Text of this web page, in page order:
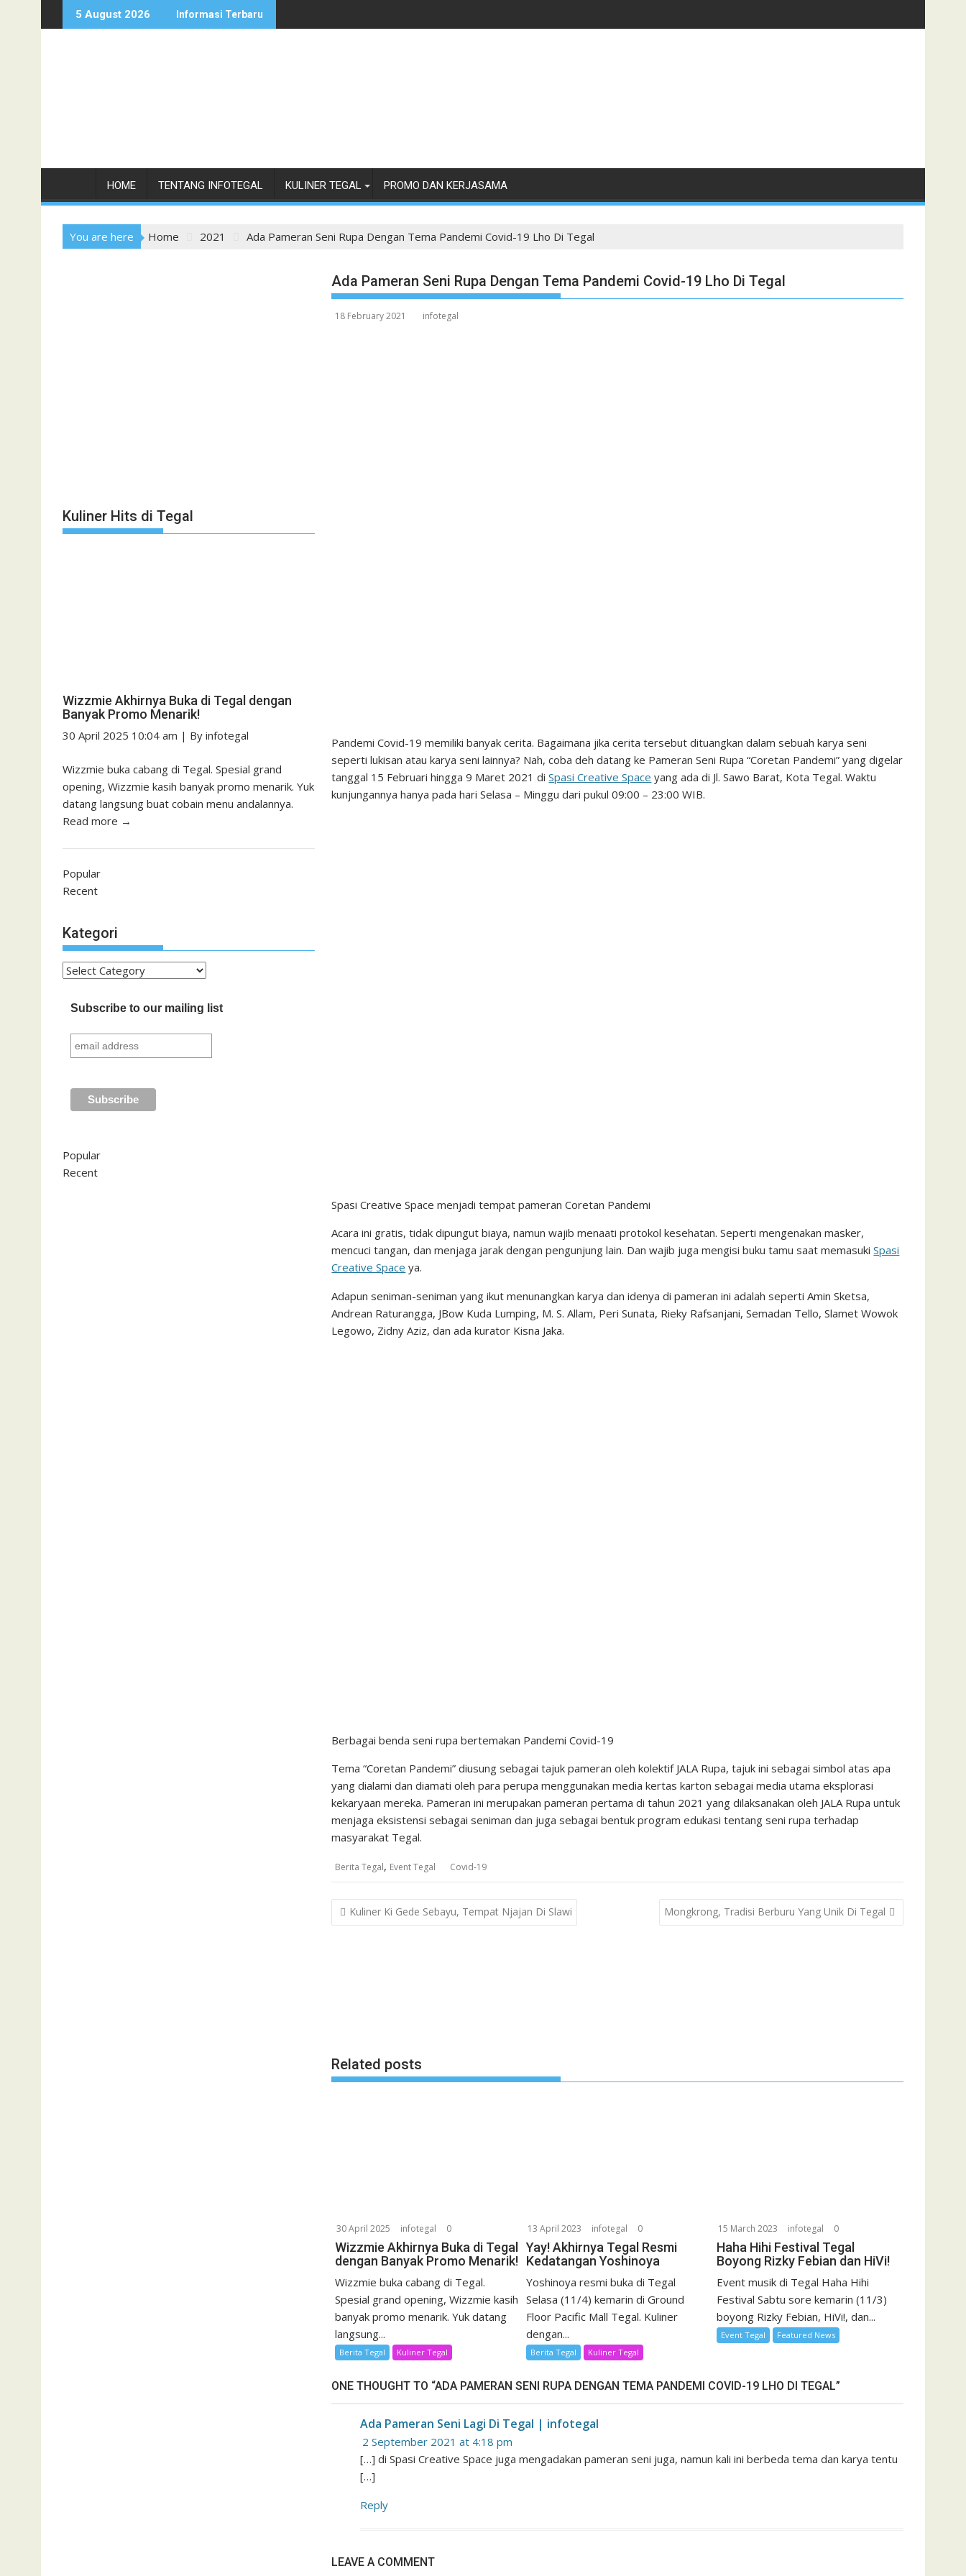
to
5 August 2026 Informasi Terbaru
HOME TENTANG INFOTEGAL KULINER TEGAL PROMO DAN KERJASAMA
You are here Home 2021 Ada Pameran Seni Rupa Dengan Tema Pandemi Covid-19 Lho Di Tegal
Ada Pameran Seni Rupa Dengan Tema Pandemi Covid-19 Lho Di Tegal
18 February 2021 infotegal
Pandemi Covid-19 memiliki banyak cerita. Bagaimana jika cerita tersebut dituangkan dalam sebuah karya seni
seperti lukisan atau karya seni lainnya? Nah, coba deh datang ke Pameran Seni Rupa “Coretan Pandemi” yang digelar
tanggal 15 Februari hingga 9 Maret 2021 diSpasi Creative Space yang ada di Jl. Sawo Barat, Kota Tegal. Waktu
kunjungannya hanya pada hari Selasa – Minggu dari pukul 09:00 – 23:00 WIB.
Spasi Creative Space menjadi tempat pameran Coretan Pandemi
Acara ini gratis, tidak dipungut biaya, namun wajib menaati protokol kesehatan. Seperti mengenakan masker,
mencuci tangan, dan menjaga jarak dengan pengunjung lain. Dan wajib juga mengisi buku tamu saat memasukiSpasi
Creative Space ya.
Adapun seniman-seniman yang ikut menunangkan karya dan idenya di pameran ini adalah seperti Amin Sketsa,
Andrean Raturangga, JBow Kuda Lumping, M. S. Allam, Peri Sunata, Rieky Rafsanjani, Semadan Tello, Slamet Wowok
Legowo, Zidny Aziz, dan ada kurator Kisna Jaka.
Berbagai benda seni rupa bertemakan Pandemi Covid-19
Tema “Coretan Pandemi” diusung sebagai tajuk pameran oleh kolektif JALA Rupa, tajuk ini sebagai simbol atas apa
yang dialami dan diamati oleh para perupa menggunakan media kertas karton sebagai media utama eksplorasi
kekaryaan mereka. Pameran ini merupakan pameran pertama di tahun 2021 yang dilaksanakan oleh JALA Rupa untuk
menjaga eksistensi sebagai seniman dan juga sebagai bentuk program edukasi tentang seni rupa terhadap
masyarakat Tegal.
Berita Tegal, Event Tegal Covid-19
Post
navigation
Kuliner Ki Gede Sebayu, Tempat Njajan Di Slawi Mongkrong, Tradisi Berburu Yang Unik Di Tegal
Related posts
30 April 2025 infotegal 0
Wizzmie Akhirnya Buka di Tegal
dengan Banyak Promo Menarik!
Wizzmie buka cabang di Tegal.
Spesial grand opening, Wizzmie kasih
banyak promo menarik. Yuk datang
langsung...
Berita Tegal Kuliner Tegal
13 April 2023 infotegal 0
Yay! Akhirnya Tegal Resmi
Kedatangan Yoshinoya
Yoshinoya resmi buka di Tegal
Selasa (11/4) kemarin di Ground
Floor Pacific Mall Tegal. Kuliner
dengan...
Berita Tegal Kuliner Tegal
15 March 2023 infotegal 0
Haha Hihi Festival Tegal
Boyong Rizky Febian dan HiVi!
Event musik di Tegal Haha Hihi
Festival Sabtu sore kemarin (11/3)
boyong Rizky Febian, HiVi!, dan...
Event Tegal Featured News
ONE THOUGHT TO “ADA PAMERAN SENI RUPA DENGAN TEMA PANDEMI COVID-19 LHO DI TEGAL”
Ada Pameran Seni Lagi Di Tegal | infotegal
2 September 2021 at 4:18 pm
[…] di Spasi Creative Space juga mengadakan pameran seni juga, namun kali ini berbeda tema dan karya tentu
[…]
Reply
LEAVE A COMMENT
Kuliner Hits di Tegal
Wizzmie Akhirnya Buka di Tegal dengan
Banyak Promo Menarik!
30 April 2025 10:04 am | By infotegal
Wizzmie buka cabang di Tegal. Spesial grand
opening, Wizzmie kasih banyak promo menarik. Yuk
datang langsung buat cobain menu andalannya.
Read more →
Popular
Recent
Kategori
Kategori
Subscribe to our mailing list
Popular
Recent